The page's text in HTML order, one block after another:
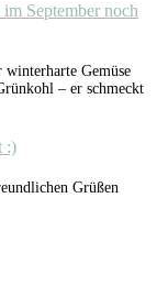
September noch
Gemüse
– er schmeckt
:)
Grüßen